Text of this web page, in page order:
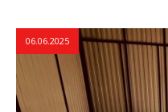
06.06.2025